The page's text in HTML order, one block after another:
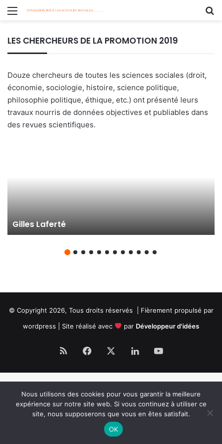
Menu
LES CHERCHEURS DE LA PROMOTION 2019
Douze chercheurs de toutes les sciences sociales (droit,
économie, sociologie, histoire, science politique,
philosophie politique, éthique, etc.) ont présenté leurs
travaux nourris de données objectives et publiables dans
des revues scientifiques.
Gilles Laferté
© Copyright 2026, Tous droits réservés | Fièrement propulsé par
wordpress | Site réalisé avec
par Développeur d'idées
RSS Facebook Linkedin
Nous utilisons des cookies pour vous garantir la meilleure
expérience sur notre site web. Si vous continuez à utiliser ce
site, nous supposerons que vous en êtes satisfait.
OK